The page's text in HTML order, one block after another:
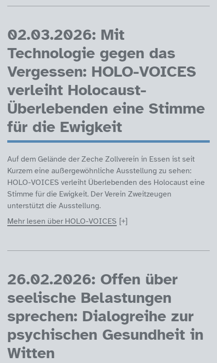
02.03.2026: Mit
Technologie gegen das
Vergessen: HOLO-VOICES
verleiht Holocaust-
Überlebenden eine Stimme
für die Ewigkeit
Auf dem Gelände der Zeche Zollverein in Essen ist seit
Kurzem eine außergewöhnliche Ausstellung zu sehen:
HOLO-VOICES verleiht Überlebenden des Holocaust eine
Stimme für die Ewigkeit. Der Verein Zweitzeugen
unterstützt die Ausstellung.
Mehr lesen über HOLO-VOICES
26.02.2026: Offen über
seelische Belastungen
sprechen: Dialogreihe zur
psychischen Gesundheit in
Witten